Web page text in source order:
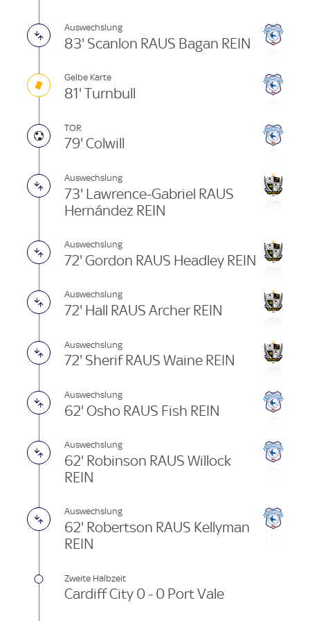
Auswechslung
83' Scanlon RAUS Bagan REIN
Gelbe Karte
81' Turnbull
TOR
79' Colwill
Auswechslung
73' Lawrence-Gabriel RAUS
Hernández REIN
Auswechslung
72' Gordon RAUS Headley REIN
Auswechslung
72' Hall RAUS Archer REIN
Auswechslung
72' Sherif RAUS Waine REIN
Auswechslung
62' Osho RAUS Fish REIN
Auswechslung
62' Robinson RAUS Willock
REIN
Auswechslung
62' Robertson RAUS Kellyman
REIN
Zweite Halbzeit
Cardiff City 0 - 0 Port Vale